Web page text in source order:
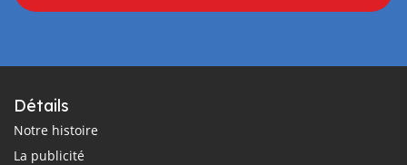
Détails
Notre histoire
La publicité